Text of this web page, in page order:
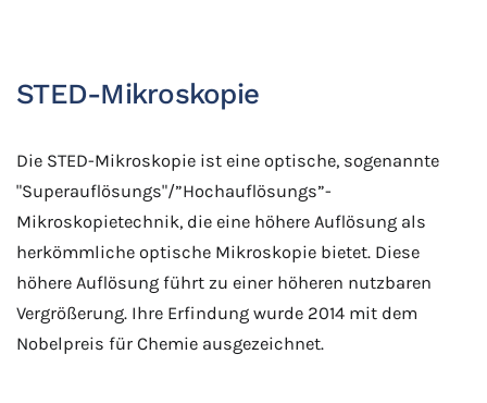
STED-Mikroskopie
Die STED-Mikroskopie ist eine optische, sogenannte
"Superauflösungs"/”Hochauflösungs”-
Mikroskopietechnik, die eine höhere Auflösung als
herkömmliche optische Mikroskopie bietet. Diese
höhere Auflösung führt zu einer höheren nutzbaren
Vergrößerung. Ihre Erfindung wurde 2014 mit dem
Nobelpreis für Chemie ausgezeichnet.